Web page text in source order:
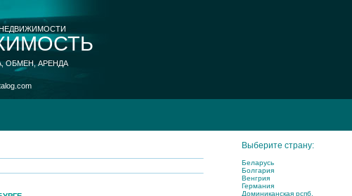
ОБМЕН, АРЕНДА
Выберите страну:
Беларусь
Болгария
Венгрия
Германия
Доминиканская рспб.